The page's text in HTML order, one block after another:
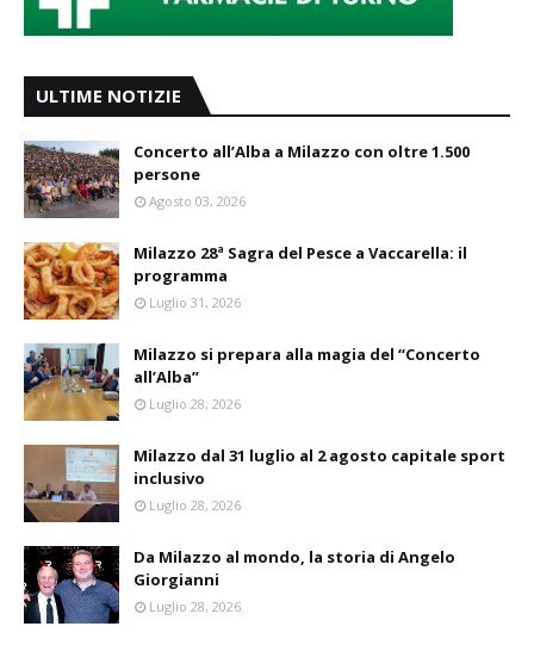
ULTIME NOTIZIE
Concerto all’Alba a Milazzo con oltre 1.500
persone
Agosto 03, 2026
Milazzo 28ª Sagra del Pesce a Vaccarella: il
programma
Luglio 31, 2026
Milazzo si prepara alla magia del “Concerto
all’Alba”
Luglio 28, 2026
Milazzo dal 31 luglio al 2 agosto capitale sport
inclusivo
Luglio 28, 2026
Da Milazzo al mondo, la storia di Angelo
Giorgianni
Luglio 28, 2026